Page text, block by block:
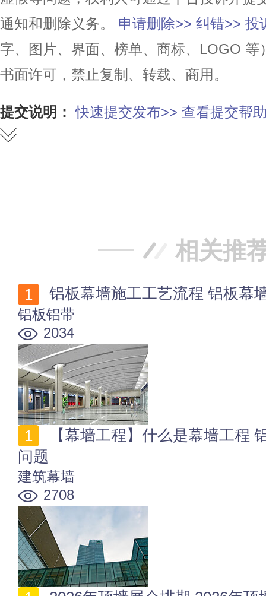
通知和删除义务。
申请删除>> 纠错>> 投
字、图片、界面、榜单、商标、LOGO
书面许可，禁止复制、转载、商用。
提交说明： 快速提交发布>> 查看提交帮
相关推
铝板幕墙施工工艺流程 铝板幕
铝板铝带
2034
问题
建筑幕墙
2708